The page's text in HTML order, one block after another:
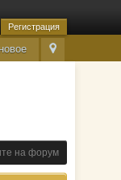
Регистрация
на форум